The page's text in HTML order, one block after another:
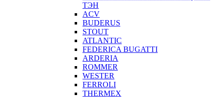
ТЭН
ACV
BUDERUS
STOUT
ATLANTIC
FEDERICA BUGATTI
ARDERIA
ROMMER
WESTER
FERROLI
THERMEX